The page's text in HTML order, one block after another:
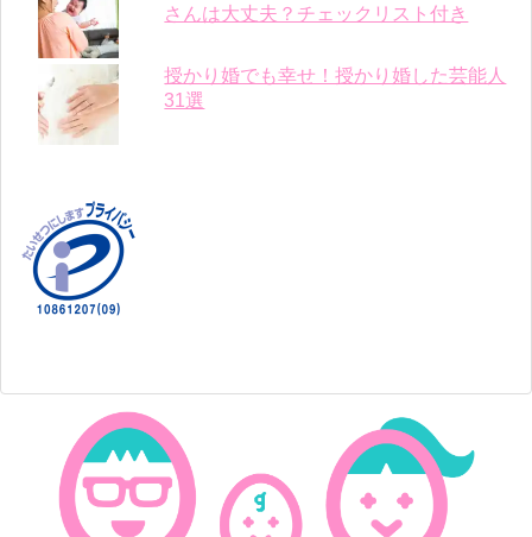
さんは大丈夫？チェックリスト付き
授かり婚でも幸せ！授かり婚した芸能人
31選